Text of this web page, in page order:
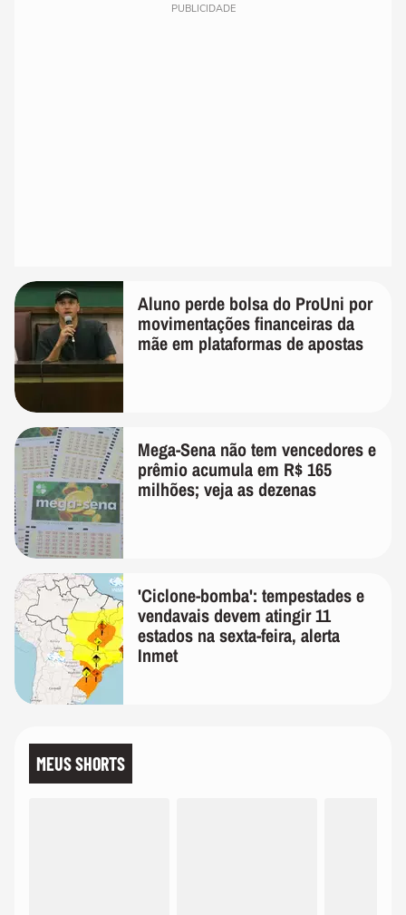
PUBLICIDADE
Aluno perde bolsa do ProUni por
movimentações financeiras da
mãe em plataformas de apostas
Mega-Sena não tem vencedores e
prêmio acumula em R$ 165
milhões; veja as dezenas
'Ciclone-bomba': tempestades e
vendavais devem atingir 11
estados na sexta-feira, alerta
Inmet
MEUS SHORTS